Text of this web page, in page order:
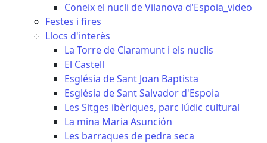
Coneix el nucli de Vilanova d'Espoia_video
Festes i fires
Llocs d'interès
La Torre de Claramunt i els nuclis
El Castell
Església de Sant Joan Baptista
Església de Sant Salvador d'Espoia
Les Sitges ibèriques, parc lúdic cultural
La mina Maria Asunción
Les barraques de pedra seca